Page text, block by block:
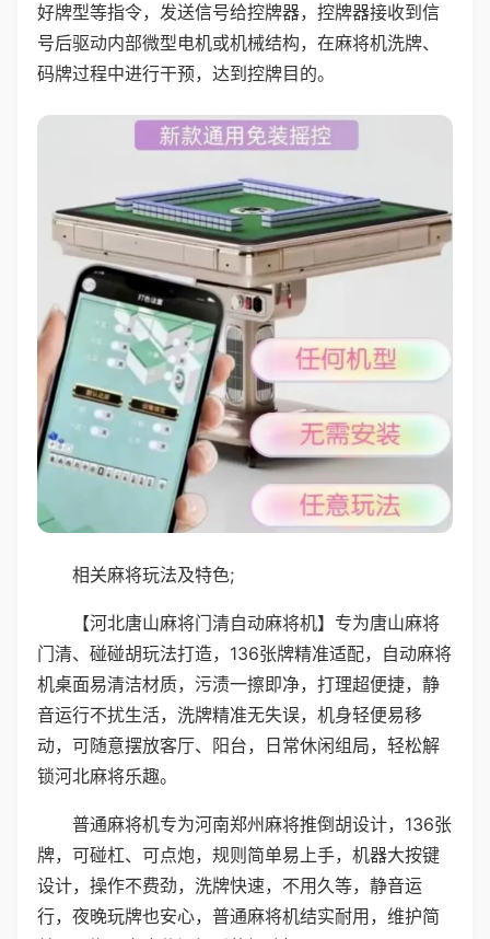
好牌型等指令，发送信号给控牌器，控牌器接收到信
号后驱动内部微型电机或机械结构，在麻将机洗牌、
码牌过程中进行干预，达到控牌目的。
相关麻将玩法及特色;
【河北唐山麻将门清自动麻将机】专为唐山麻将
门清、碰碰胡玩法打造，136张牌精准适配，自动麻将
机桌面易清洁材质，污渍一擦即净，打理超便捷，静
音运行不扰生活，洗牌精准无失误，机身轻便易移
动，可随意摆放客厅、阳台，日常休闲组局，轻松解
锁河北麻将乐趣。
普通麻将机专为河南郑州麻将推倒胡设计，136张
牌，可碰杠、可点炮，规则简单易上手，机器大按键
设计，操作不费劲，洗牌快速，不用久等，静音运
行，夜晚玩牌也安心，普通麻将机结实耐用，维护简